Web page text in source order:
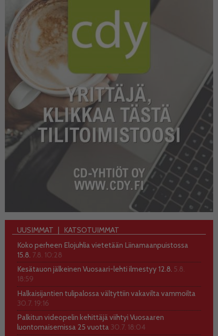
UUSIMMAT
KATSOTUIMMAT
Koko perheen Elojuhlia vietetään Liinamaanpuistossa
15.8. 7.8. 10:28
Kesätauon jälkeinen Vuosaari-lehti ilmestyy 12.8. 5.8.
18:59
Halkaisijantien tulipalossa vältyttiin vakavilta vammoilta
30.7. 19:16
Palkitun videopelin kehittäjä viihtyi Vuosaaren
luontomaisemissa 25 vuotta 30.7. 18:04